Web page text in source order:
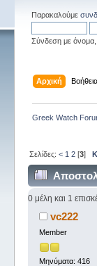
Παρακαλούμε
Σύνδεση με όνομα,
Αρχική Βοήθεια
Greek Watch
Σελίδες: < 1 2[3]
0 μέλη και 1
vc222
Member
Μηνύματα: 416